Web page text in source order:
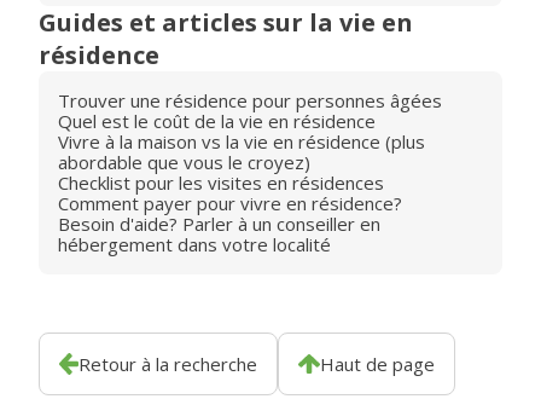
Guides et articles sur la vie en
résidence
Trouver une résidence pour personnes âgées
Quel est le coût de la vie en résidence
Vivre à la maison vs la vie en résidence (plus
abordable que vous le croyez)
Checklist pour les visites en résidences
Comment payer pour vivre en résidence?
Besoin d'aide? Parler à un conseiller en
hébergement dans votre localité
Retour à la recherche Haut de page